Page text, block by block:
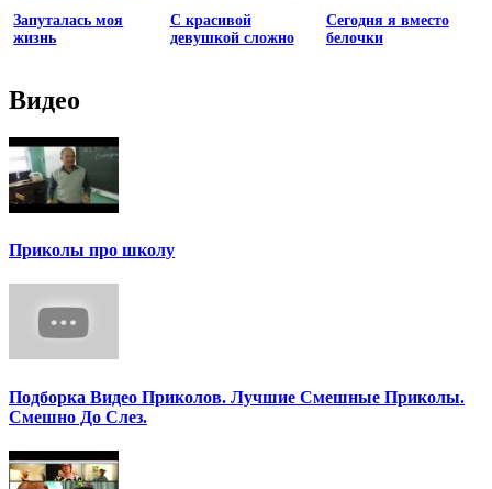
Запуталась моя
жизнь
С красивой
девушкой сложно
Сегодня я вместо
белочки
Видео
Приколы про школу
Подборка Видео Приколов. Лучшие Смешные Приколы.
Смешно До Слез.